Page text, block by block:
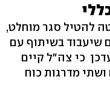
להטיל סגר מוחלט,
שיעבוד בשיתוף עם
כי צה"ל קיים
מדרגות כוח